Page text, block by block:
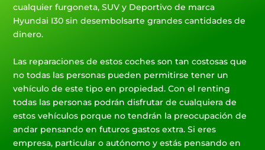
cualquier furgoneta, SUV y Deportivo de marca
Hyundai I30 sin desembolsarte grandes cantidades de
dinero.
Las reparaciones de estos coches son tan costosas que
no todas las personas pueden permitirse tener un
vehículo de este tipo en propiedad. Con el renting
todas las personas podrán disfrutar de cualquiera de
estos vehículos porque no tendrán la preocupación de
andar pensando en futuros gastos extra. Si eres
empresa, particular o autónomo y estás pensando en